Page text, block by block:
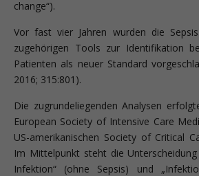
change“).
Vor fast vier Jahren wurden die
zugehörigen Tools zur Identifikation
Patienten als neuer Standard
2016; 315:801).
Die zugrundeliegenden Analysen
European Society of Intensive Care
US-amerikanischen Society of Critical
Im Mittelpunkt steht die
Infektion“ (ohne Sepsis) und